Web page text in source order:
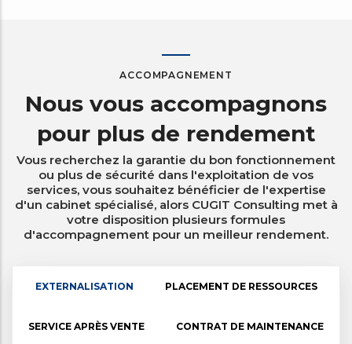
ACCOMPAGNEMENT
Nous vous accompagnons
pour plus de rendement
Vous recherchez la garantie du bon fonctionnement
ou plus de sécurité dans l'exploitation de vos
services, vous souhaitez bénéficier de l'expertise
d'un cabinet spécialisé, alors CUGIT Consulting met à
votre disposition plusieurs formules
d'accompagnement pour un meilleur rendement.
EXTERNALISATION PLACEMENT DE RESSOURCES
SERVICE APRÈS VENTE CONTRAT DE MAINTENANCE